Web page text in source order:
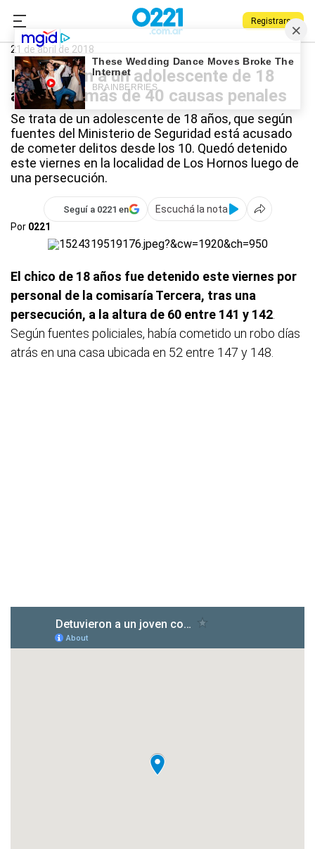
Registrarse
0221.com.ar
La Plata
21 de abril de 2018
Detuvieron a un adolescente de 18
años con más de 40 causas penales
Se trata de un adolescente de 18 años, que según
fuentes del Ministerio de Seguridad está acusado
de cometer delitos desde los 10. Quedó detenido
este viernes en la localidad de Los Hornos luego de
una persecución.
Seguí a 0221 en
Escuchá la nota
Por 0221
El chico de 18 años fue detenido este viernes por
personal de la comisaría Tercera, tras una
persecución, a la altura de 60 entre 141 y 142
Según fuentes policiales, había cometido un robo días
atrás en una casa ubicada en 52 entre 147 y 148.